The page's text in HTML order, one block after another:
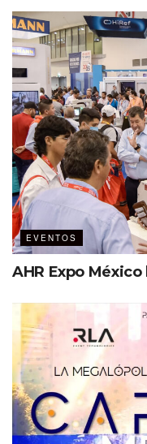
Evento global
Esto garantiza su
como en su eficacia,
75% de quienes
de compra con un
cerrar negocios.
Agenda de 10
Durante la edición
eventos tan
Pharma Congress,
MINDSET talks y
Mención aparte
Latinoamericano de
EVENTOS
AHR Expo